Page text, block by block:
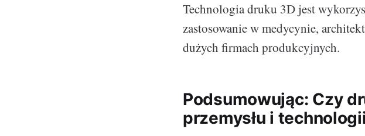
Technologia druku 3D jest
zastosowanie w medycynie,
dużych firmach produkcyjnych.
Podsumowując: Czy
przemysłu i